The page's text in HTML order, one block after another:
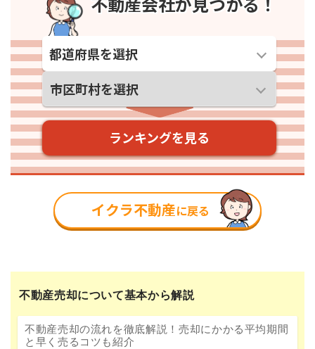
不動産売却について基本から解説
不動産売却の流れを徹底解説！売却にかかる平均期間
と早く売るコツも紹介